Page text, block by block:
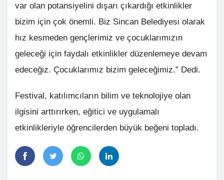
var olan potansiyelini dışarı çıkardığı etkinlikler
bizim için çok önemli. Biz Sincan Belediyesi olarak
hız kesmeden gençlerimiz ve çocuklarımızın
geleceği için faydalı etkinlikler düzenlemeye devam
edeceğiz. Çocuklarımız bizim geleceğimiz.” Dedi.
Festival, katılımcıların bilim ve teknolojiye olan
ilgisini arttırırken, eğitici ve uygulamalı
etkinlikleriyle öğrencilerden büyük beğeni topladı.